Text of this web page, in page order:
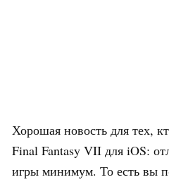
Хорошая новость для тех,
Final Fantasy VII для iOS:
игры минимум. То есть вы